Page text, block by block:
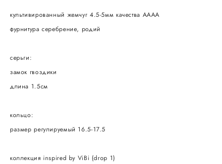
культивированный жемчуг 4.5-5мм качества ААAА
фурнитура серебрение, родий
серьги:
замок гвоздики
длина 1.5см
кольцо:
размер регулируемый 16.5-17.5
коллекция inspired by ViBi (drop 1)